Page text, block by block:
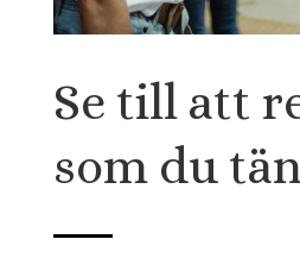
Se till att
som du